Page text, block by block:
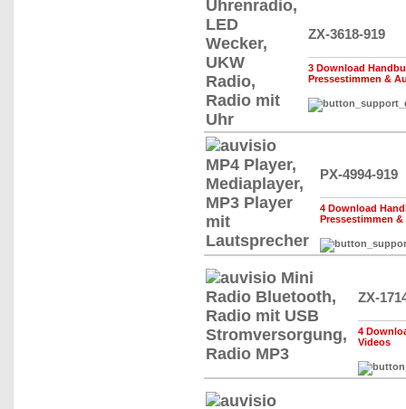
ZX-3618-919
3 Download
Pressestimmen &
PX-4994-919
4 Download
Pressestimmen
ZX-
4
Videos